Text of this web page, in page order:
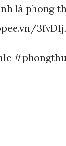
là phong